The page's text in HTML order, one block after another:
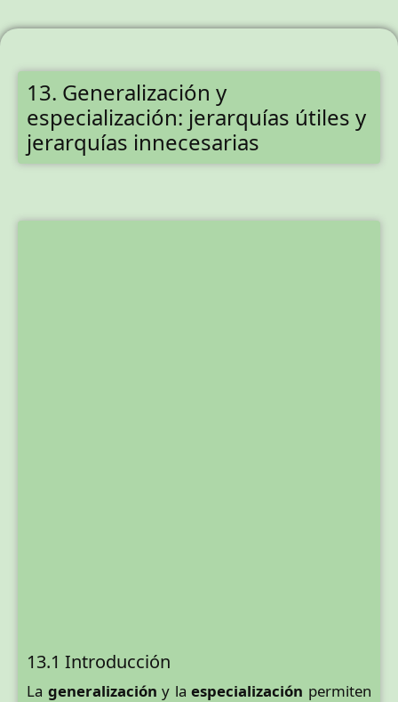
13. Generalización y
especialización: jerarquías útiles y
jerarquías innecesarias
13.1 Introducción
La generalización y laespecialización permiten